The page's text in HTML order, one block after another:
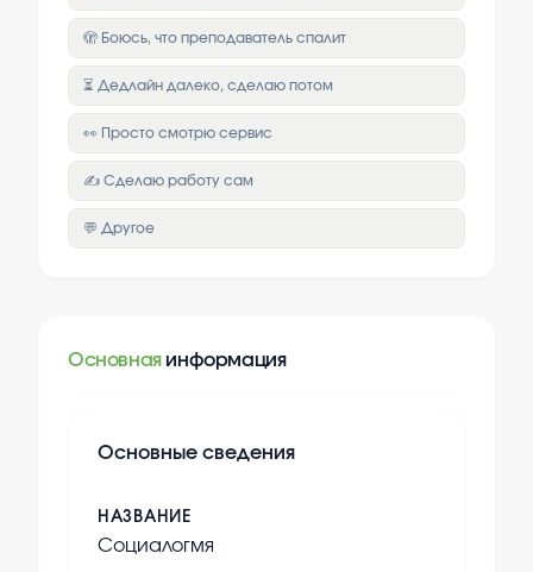
🫣 Боюсь, что преподаватель спалит
⏳ Дедлайн далеко, сделаю потом
👀 Просто смотрю сервис
✍️ Сделаю работу сам
💬 Другое
Основная информация
Основные сведения
НАЗВАНИЕ
Социалогмя